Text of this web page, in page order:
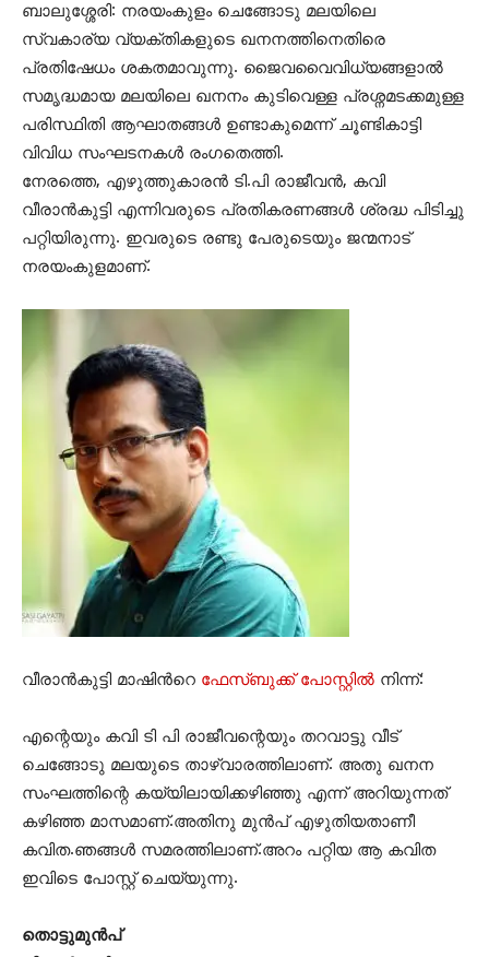
ബാലുശ്ശേരി: നരയംകുളം ചെങ്ങോടു മലയിലെ
സ്വകാര്യ വ്യക്തികളുടെ ഖനനത്തിനെതിരെ
പ്രതിഷേധം ശകതമാവുന്നു. ജൈവവൈവിധ്യങ്ങളാല്‍
സമൃദ്ധമായ മലയിലെ ഖനനം കുടിവെള്ള പ്രശ്നമടക്കമുള്ള
പരിസ്ഥിതി ആഘാതങ്ങള്‍ ഉണ്ടാകുമെന്ന് ചൂണ്ടികാട്ടി
വിവിധ സംഘടനകള്‍ രംഗതെത്തി.
നേരത്തെ, എഴുത്തുകാരന്‍ ടി.പി രാജീവന്‍, കവി
വീരാന്‍കുട്ടി എന്നിവരുടെ പ്രതികരണങ്ങള്‍ ശ്രദ്ധ പിടിച്ചു
പറ്റിയിരുന്നു. ഇവരുടെ രണ്ടു പേരുടെയും ജന്മനാട്
നരയംകുളമാണ്.
വീരാന്‍കുട്ടി മാഷിന്‍റെ ഫേസ്ബുക്ക് പോസ്റ്റില്‍ നിന്ന്:
എന്റെയും കവി ടി പി രാജീവന്റെയും തറവാട്ടു വീട്
ചെങ്ങോടു മലയുടെ താഴ്വാരത്തിലാണ്. അതു ഖനന
സംഘത്തിന്റെ കയ്യിലായിക്കഴിഞ്ഞു എന്ന് അറിയുന്നത്
കഴിഞ്ഞ മാസമാണ്.അതിനു മുൻപ് എഴുതിയതാണീ
കവിത.ഞങ്ങൾ സമരത്തിലാണ്.അറം പറ്റിയ ആ കവിത
ഇവിടെ പോസ്റ്റ് ചെയ്യുന്നു.
തൊട്ടുമുൻപ്